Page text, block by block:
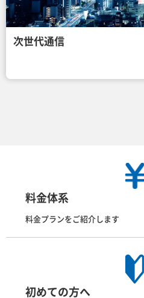
次世代通信
料金体系
料金プランをご紹介します
初めての方へ